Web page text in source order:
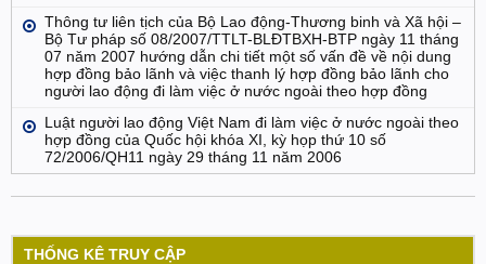
Thông tư liên tịch của Bộ Lao động-Thương binh và Xã hội –
Bộ Tư pháp số 08/2007/TTLT-BLĐTBXH-BTP ngày 11 tháng
07 năm 2007 hướng dẫn chi tiết một số vấn đề về nội dung
hợp đồng bảo lãnh và việc thanh lý hợp đồng bảo lãnh cho
người lao động đi làm việc ở nước ngoài theo hợp đồng
Luật người lao động Việt Nam đi làm việc ở nước ngoài theo
hợp đồng của Quốc hội khóa XI, kỳ họp thứ 10 số
72/2006/QH11 ngày 29 tháng 11 năm 2006
THỐNG KÊ TRUY CẬP